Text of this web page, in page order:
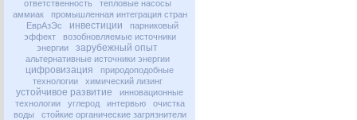
ответственность
тепловые насосы
аммиак
промышленная интеграция стран
ЕврАзЭс
инвестиции
парниковый
эффект
возобновляемые источники
энергии
зарубежный опыт
альтернативные источники энергии
цифровизация
природоподобные
технологии
химический лизинг
устойчивое развитие
инновационные
технологии
углерод интервью
очистка
воды
стойкие органические загрязнители